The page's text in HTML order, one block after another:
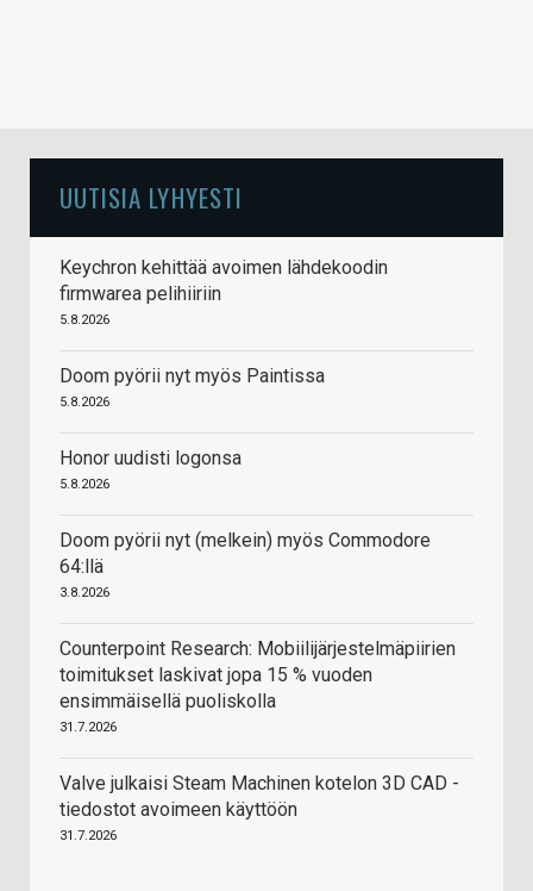
UUTISIA LYHYESTI
Keychron kehittää avoimen lähdekoodin
firmwarea pelihiiriin
5.8.2026
Doom pyörii nyt myös Paintissa
5.8.2026
Honor uudisti logonsa
5.8.2026
Doom pyörii nyt (melkein) myös Commodore
64:llä
3.8.2026
Counterpoint Research: Mobiilijärjestelmäpiirien
toimitukset laskivat jopa 15 % vuoden
ensimmäisellä puoliskolla
31.7.2026
Valve julkaisi Steam Machinen kotelon 3D CAD -
tiedostot avoimeen käyttöön
31.7.2026